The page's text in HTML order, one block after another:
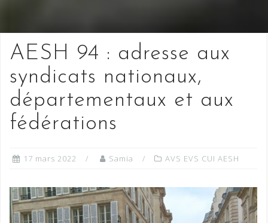
AESH 94 : adresse aux
syndicats nationaux,
départementaux et aux
fédérations
17 mars 2022 Samia AVS EVS CUI AESH